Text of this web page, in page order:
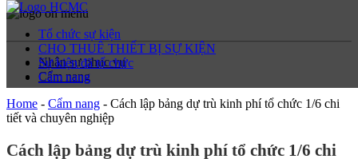
Nhân sự phục vụ
Cẩm nang
Tổ chức sự kiện
CHO THUÊ THIẾT BỊ SỰ KIỆN
Sự kiện đã tổ chức
Cẩm nang
Home - Cẩm nang - Cách lập bảng dự trù kinh phí tổ chức 1/6 chi
tiết và chuyên nghiệp
Cách lập bảng dự trù kinh phí tổ chức 1/6 chi